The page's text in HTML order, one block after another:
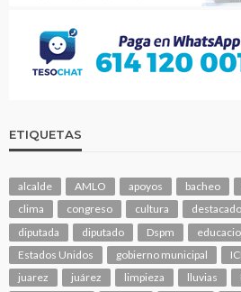
ETIQUETAS
alcalde AMLO apoyos bacheo
clima
congreso cultura destacado
diputada
diputado Dspm
Estados Unidos
gobierno municipal
juarez
juárez limpieza lluvias